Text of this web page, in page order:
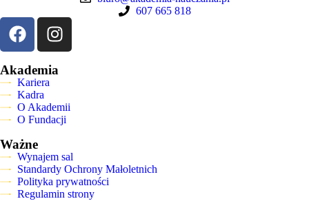
607 665 818
Akademia
Kariera
Kadra
O Akademii
O Fundacji
Ważne
Wynajem sal
Standardy Ochrony Małoletnich
Polityka prywatności
Regulamin strony